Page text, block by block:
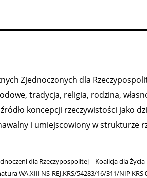
Zjednoczonych dla
tradycja, religia, rodzina,
koncepcji rzeczywistości jako
i umiejscowiony w strukturze
dla Rzeczypospolitej – Koalicja dla
WA.XIII NS-REJ.KRS/54283/16/311/NIP